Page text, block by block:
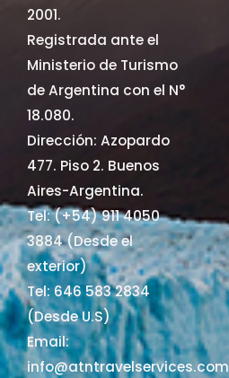
2001.
Registrada ante el
Ministerio de Turismo
de Argentina con el N°
18.080.
Dirección: Azopardo
477. Piso 2. Buenos
Aires-Argentina.
Tel: (+54) 911 4050
3884 (Desde el
exterior)
Tel: 646 583 2834
(Desde U.S)
Email:
info@atntravelservices.com